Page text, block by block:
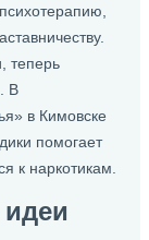
теперь
В
в Кимовске
помогает
к наркотикам.